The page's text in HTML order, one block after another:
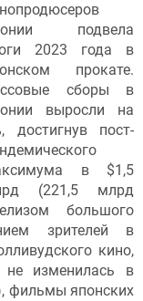
подвела
2023 года в
прокате.
сборы в
выросли на
достигнув пост-
в $1,5
(221,5 млрд
большого
зрителей в
кино,
изменилась в
фильмы японских